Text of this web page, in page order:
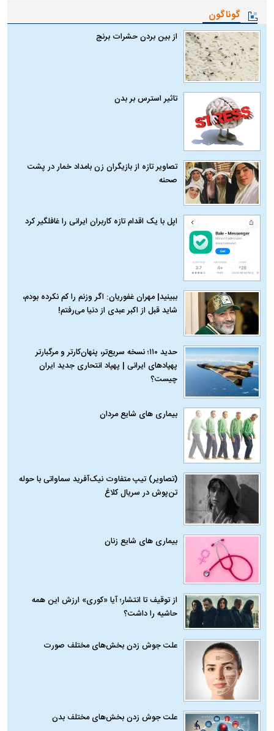
گوناگون
از بین بردن حشرات برنج
تاثیر استرس بر بدن
تصاویر تازه از بازیگران زن بامداد خمار در پشت
صحنه
اپل با یک اقدام تازه کاربران ایرانی را غافلگیر کرد
ببینید| مهران غفوریان: اگر وزنم را کم نکرده بودم،
شاید قبل از اکبر عبدی از دنیا می‌رفتم!
حدید ۱۱۰؛ نسخه سریع‌تر، پنهان‌کارتر و مرگبارتر
پهپادهای ایرانی | پهپاد انتحاری جدید ایران
چیست؟
بیماری‌ های شایع مردان
(تصاویر) تیپ متفاوت نیک‌آفرید سماواتی با حوله
تن‌پوش در سریال کلاغ
بیماری‌ های شایع زنان
از توقیف تا انتشار؛ آیا «کوری» ارزش این همه
حاشیه را داشت؟
علت جوش زدن بخش‌های مختلف صورت
علت جوش زدن بخش‌های مختلف بدن